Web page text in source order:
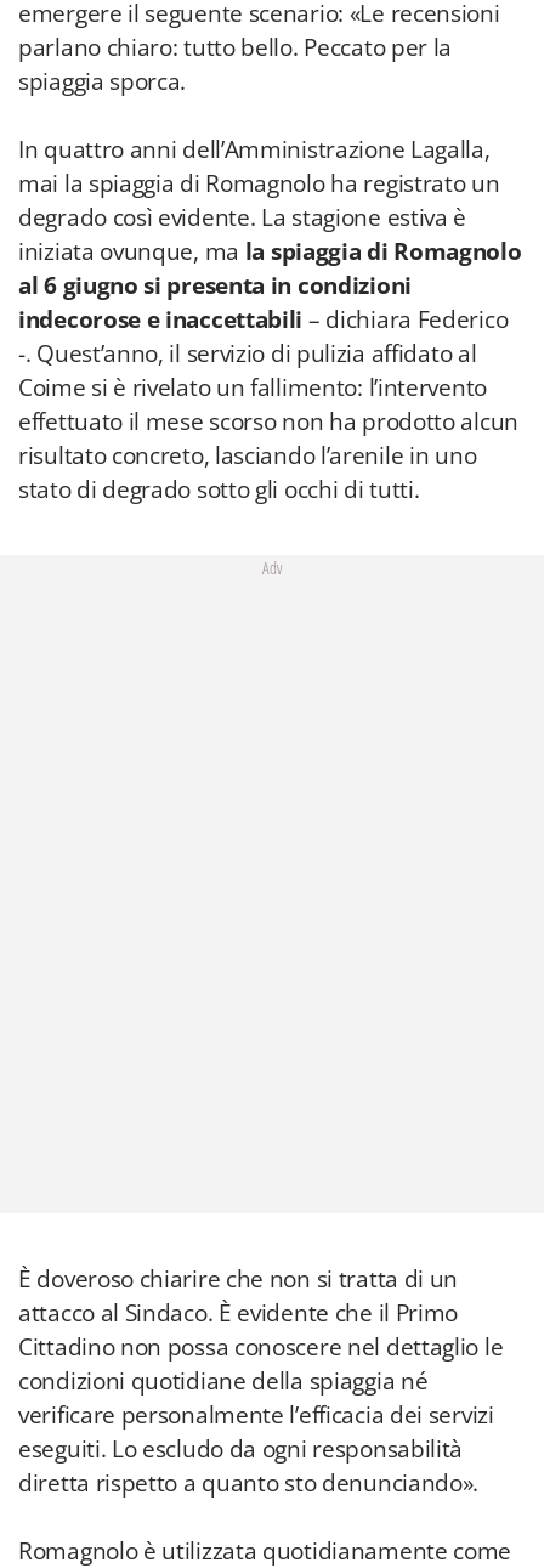
emergere il seguente scenario: «Le recensioni
parlano chiaro: tutto bello. Peccato per la
spiaggia sporca.
In quattro anni dell’Amministrazione Lagalla,
mai la spiaggia di Romagnolo ha registrato un
degrado così evidente. La stagione estiva è
iniziata ovunque, ma la spiaggia di Romagnolo
al 6 giugno si presenta in condizioni
indecorose e inaccettabili – dichiara Federico
-. Quest’anno, il servizio di pulizia affidato al
Coime si è rivelato un fallimento: l’intervento
effettuato il mese scorso non ha prodotto alcun
risultato concreto, lasciando l’arenile in uno
stato di degrado sotto gli occhi di tutti.
Adv
È doveroso chiarire che non si tratta di un
attacco al Sindaco. È evidente che il Primo
Cittadino non possa conoscere nel dettaglio le
condizioni quotidiane della spiaggia né
verificare personalmente l’efficacia dei servizi
eseguiti. Lo escludo da ogni responsabilità
diretta rispetto a quanto sto denunciando».
Romagnolo è utilizzata quotidianamente come